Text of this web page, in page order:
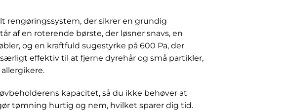
rengøringssystem, der sikrer en grundig
af en roterende børste, der løsner snavs, en
og en kraftfuld sugestyrke på 600 Pa, der
effektiv til at fjerne dyrehår og små partikler,
kapacitet, så du ikke behøver at
tømning hurtig og nem, hvilket sparer dig tid.